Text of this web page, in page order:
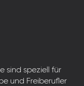
sind speziell für
und Freiberufler